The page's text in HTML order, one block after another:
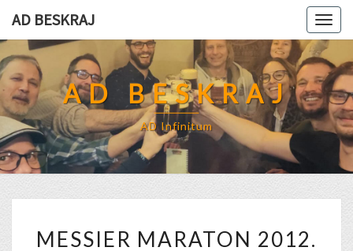
content
AD BESKRAJ
AD BESKRAJ
AD Infinitum
MARATON
MESSIER MARATON 2012.